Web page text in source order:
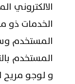
الالكتروني
الخدمات
المستخدم
المستخدم
و لوجو مريح